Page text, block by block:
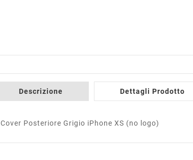
Descrizione Dettagli Prodotto
Cover Posteriore Grigio iPhone XS (no logo)